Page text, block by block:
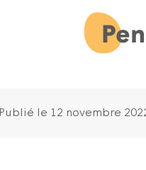
Publié le 12 novembre